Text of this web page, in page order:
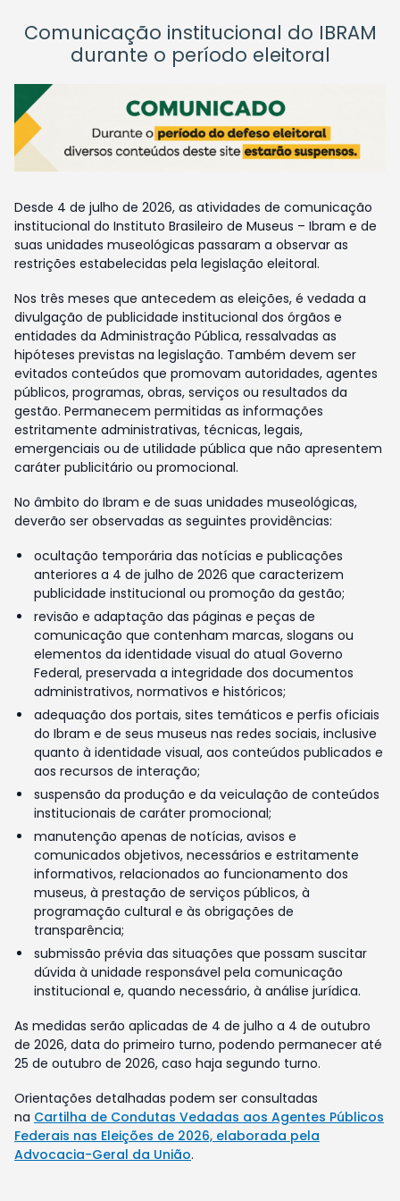
Comunicação institucional do IBRAM
durante o período eleitoral
Desde 4 de julho de 2026, as atividades de comunicação
institucional do Instituto Brasileiro de Museus – Ibram e de
suas unidades museológicas passaram a observar as
restrições estabelecidas pela legislação eleitoral.
Nos três meses que antecedem as eleições, é vedada a
divulgação de publicidade institucional dos órgãos e
entidades da Administração Pública, ressalvadas as
hipóteses previstas na legislação. Também devem ser
evitados conteúdos que promovam autoridades, agentes
públicos, programas, obras, serviços ou resultados da
gestão. Permanecem permitidas as informações
estritamente administrativas, técnicas, legais,
emergenciais ou de utilidade pública que não apresentem
caráter publicitário ou promocional.
No âmbito do Ibram e de suas unidades museológicas,
deverão ser observadas as seguintes providências:
ocultação temporária das notícias e publicações
anteriores a 4 de julho de 2026 que caracterizem
publicidade institucional ou promoção da gestão;
revisão e adaptação das páginas e peças de
comunicação que contenham marcas, slogans ou
elementos da identidade visual do atual Governo
Federal, preservada a integridade dos documentos
administrativos, normativos e históricos;
adequação dos portais, sites temáticos e perfis oficiais
do Ibram e de seus museus nas redes sociais, inclusive
quanto à identidade visual, aos conteúdos publicados e
aos recursos de interação;
suspensão da produção e da veiculação de conteúdos
institucionais de caráter promocional;
manutenção apenas de notícias, avisos e
comunicados objetivos, necessários e estritamente
informativos, relacionados ao funcionamento dos
museus, à prestação de serviços públicos, à
programação cultural e às obrigações de
transparência;
submissão prévia das situações que possam suscitar
dúvida à unidade responsável pela comunicação
institucional e, quando necessário, à análise jurídica.
As medidas serão aplicadas de 4 de julho a 4 de outubro
de 2026, data do primeiro turno, podendo permanecer até
25 de outubro de 2026, caso haja segundo turno.
Orientações detalhadas podem ser consultadas
na Cartilha de Condutas Vedadas aos Agentes Públicos
Federais nas Eleições de 2026, elaborada pela
Advocacia-Geral da União.